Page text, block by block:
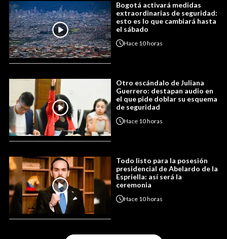
Bogotá activará medidas
extraordinarias de seguridad:
esto es lo que cambiará hasta
el sábado
Hace 10 horas
Otro escándalo de Juliana
Guerrero: destapan audio en
el que pide doblar su esquema
de seguridad
Hace 10 horas
Todo listo para la posesión
presidencial de Abelardo de la
Espriella: así será la
ceremonia
Hace 10 horas